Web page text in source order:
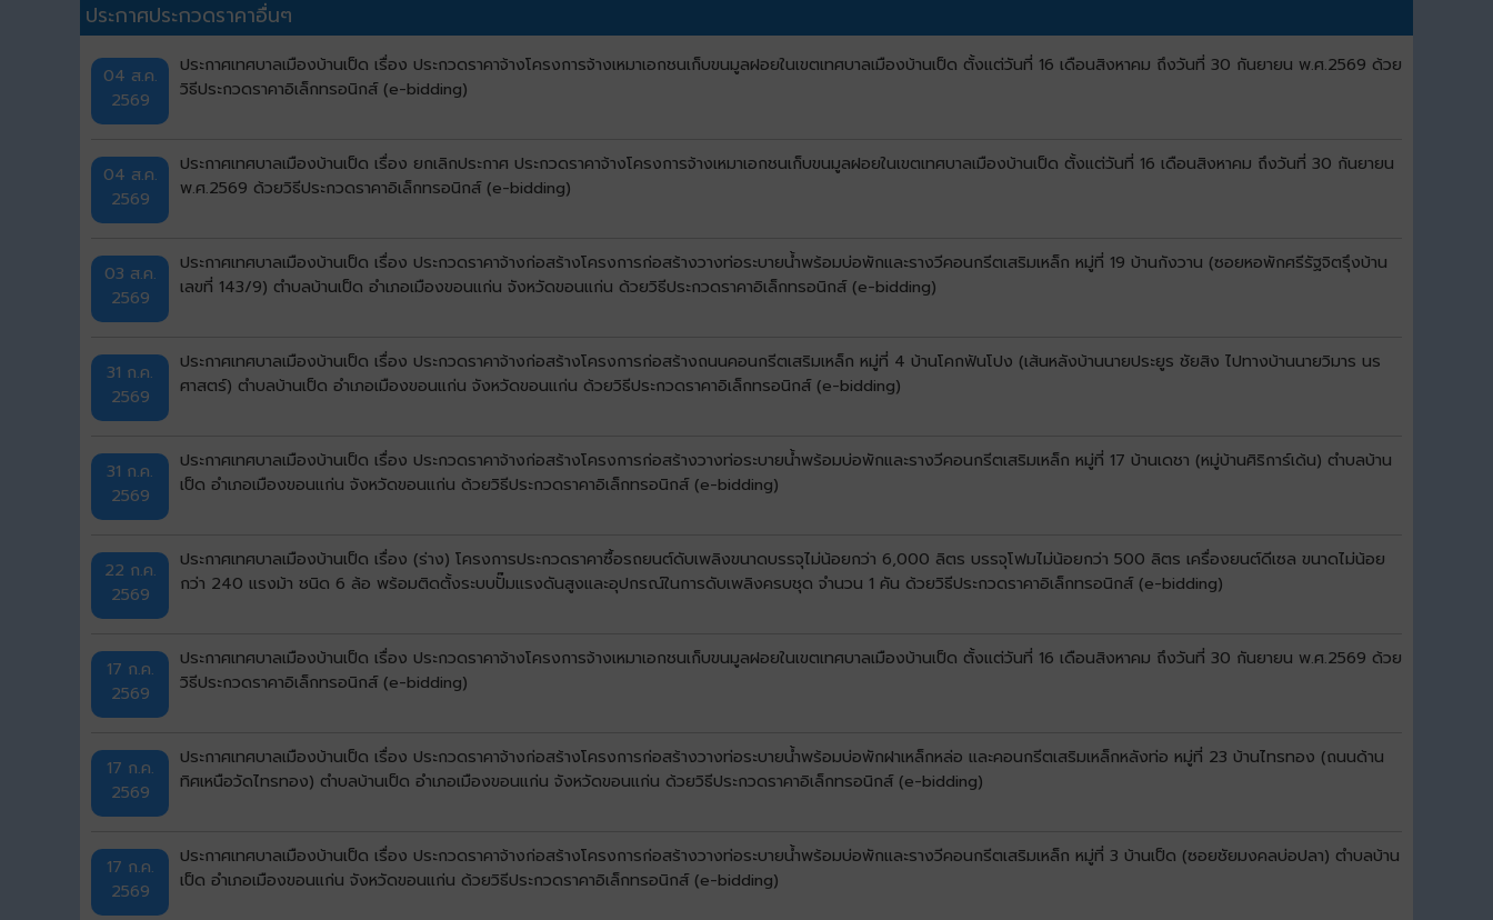
ประกาศประกวดราคาอื่นๆ
04 ส.ค.
2569
ประกาศเทศบาลเมืองบ้านเป็ด เรื่อง ประกวดราคาจ้างโครงการจ้างเหมาเอกชนเก็บขนมูลฝอยในเขตเทศบาลเมืองบ้านเป็ด ตั้งแต่วันที่ 16 เดือนสิงหาคม ถึงวันที่ 30 กันยายน พ.ศ.2569 ด้วย
วิธีประกวดราคาอิเล็กทรอนิกส์ (e-bidding)
04 ส.ค.
2569
ประกาศเทศบาลเมืองบ้านเป็ด เรื่อง ยกเลิกประกาศ ประกวดราคาจ้างโครงการจ้างเหมาเอกชนเก็บขนมูลฝอยในเขตเทศบาลเมืองบ้านเป็ด ตั้งแต่วันที่ 16 เดือนสิงหาคม ถึงวันที่ 30 กันยายน
พ.ศ.2569 ด้วยวิธีประกวดราคาอิเล็กทรอนิกส์ (e-bidding)
03 ส.ค.
2569
ประกาศเทศบาลเมืองบ้านเป็ด เรื่อง ประกวดราคาจ้างก่อสร้างโครงการก่อสร้างวางท่อระบายน้ำพร้อมบ่อพักและรางวีคอนกรีตเสริมเหล็ก หมู่ที่ 19 บ้านกังวาน (ซอยหอพักศรีรัฐจิตรุึงบ้าน
เลขที่ 143/9) ตำบลบ้านเป็ด อำเภอเมืองขอนแก่น จังหวัดขอนแก่น ด้วยวิธีประกวดราคาอิเล็กทรอนิกส์ (e-bidding)
31 ก.ค.
2569
ประกาศเทศบาลเมืองบ้านเป็ด เรื่อง ประกวดราคาจ้างก่อสร้างโครงการก่อสร้างถนนคอนกรีตเสริมเหล็ก หมู่ที่ 4 บ้านโคกฟันโปง (เส้นหลังบ้านนายประยูร ชัยสิง ไปทางบ้านนายวิมาร นร
ศาสตร์) ตำบลบ้านเป็ด อำเภอเมืองขอนแก่น จังหวัดขอนแก่น ด้วยวิธีประกวดราคาอิเล็กทรอนิกส์ (e-bidding)
31 ก.ค.
2569
ประกาศเทศบาลเมืองบ้านเป็ด เรื่อง ประกวดราคาจ้างก่อสร้างโครงการก่อสร้างวางท่อระบายน้ำพร้อมบ่อพักและรางวีคอนกรีตเสริมเหล็ก หมู่ที่ 17 บ้านเดชา (หมู่บ้านศิริการ์เด้น) ตำบลบ้าน
เป็ด อำเภอเมืองขอนแก่น จังหวัดขอนแก่น ด้วยวิธีประกวดราคาอิเล็กทรอนิกส์ (e-bidding)
22 ก.ค.
2569
ประกาศเทศบาลเมืองบ้านเป็ด เรื่อง (ร่าง) โครงการประกวดราคาซื้อรถยนต์ดับเพลิงขนาดบรรจุไม่น้อยกว่า 6,000 ลิตร บรรจุโฟมไม่น้อยกว่า 500 ลิตร เครื่องยนต์ดีเซล ขนาดไม่น้อย
กว่า 240 แรงม้า ชนิด 6 ล้อ พร้อมติดตั้งระบบปั๊มแรงดันสูงและอุปกรณ์ในการดับเพลิงครบชุด จำนวน 1 คัน ด้วยวิธีประกวดราคาอิเล็กทรอนิกส์ (e-bidding)
17 ก.ค.
2569
ประกาศเทศบาลเมืองบ้านเป็ด เรื่อง ประกวดราคาจ้างโครงการจ้างเหมาเอกชนเก็บขนมูลฝอยในเขตเทศบาลเมืองบ้านเป็ด ตั้งแต่วันที่ 16 เดือนสิงหาคม ถึงวันที่ 30 กันยายน พ.ศ.2569 ด้วย
วิธีประกวดราคาอิเล็กทรอนิกส์ (e-bidding)
17 ก.ค.
2569
ประกาศเทศบาลเมืองบ้านเป็ด เรื่อง ประกวดราคาจ้างก่อสร้างโครงการก่อสร้างวางท่อระบายน้ำพร้อมบ่อพักฝาเหล็กหล่อ และคอนกรีตเสริมเหล็กหลังท่อ หมู่ที่ 23 บ้านไทรทอง (ถนนด้าน
ทิศเหนือวัดไทรทอง) ตำบลบ้านเป็ด อำเภอเมืองขอนแก่น จังหวัดขอนแก่น ด้วยวิธีประกวดราคาอิเล็กทรอนิกส์ (e-bidding)
17 ก.ค.
2569
ประกาศเทศบาลเมืองบ้านเป็ด เรื่อง ประกวดราคาจ้างก่อสร้างโครงการก่อสร้างวางท่อระบายน้ำพร้อมบ่อพักและรางวีคอนกรีตเสริมเหล็ก หมู่ที่ 3 บ้านเป็ด (ซอยชัยมงคลบ่อปลา) ตำบลบ้าน
เป็ด อำเภอเมืองขอนแก่น จังหวัดขอนแก่น ด้วยวิธีประกวดราคาอิเล็กทรอนิกส์ (e-bidding)